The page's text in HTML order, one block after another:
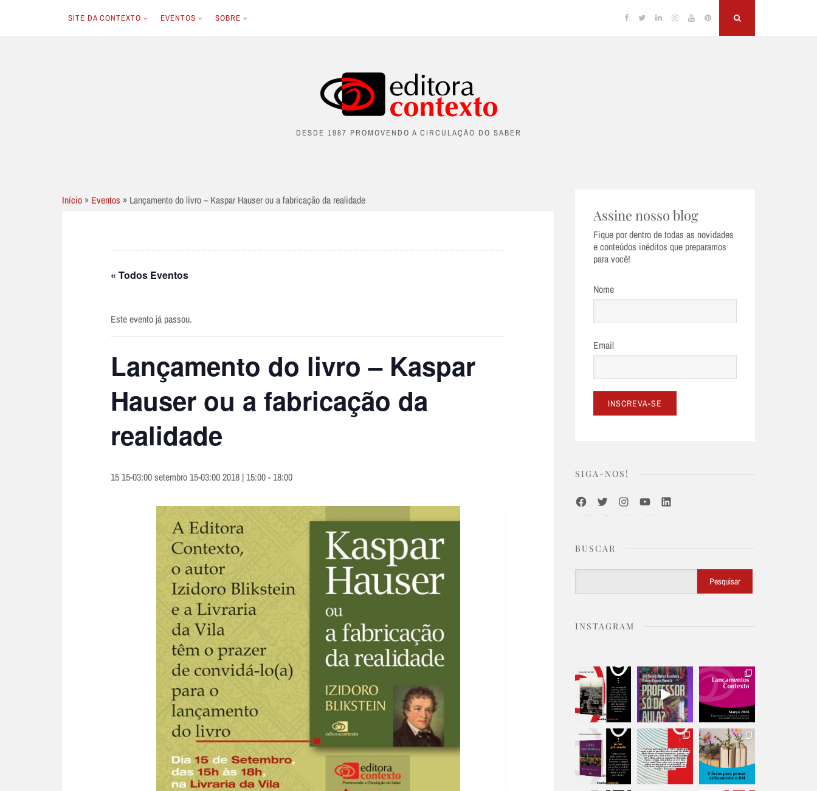
SITE DA CONTEXTO EVENTOS SOBRE Facebook
TwitterLinkedinInstagram
YouTubePinterest
DESDE 1987 PROMOVENDO A CIRCULAÇÃO DO SABER
Início » Eventos » Lançamento do livro – Kaspar Hauser ou a fabricação da realidade
« Todos Eventos
Este evento já passou.
Lançamento do livro – Kaspar
Hauser ou a fabricação da
realidade
15 15-03:00 setembro 15-03:00 2018 | 15:00-18:00
Assine nosso blog
Fique por dentro de todas as novidades
e conteúdos inéditos que preparamos
para você!
Nome
Email
SIGA-NOS!
FacebookTwitterInstagramYoutubeLinkedIn
BUSCAR
Pesquisar
INSTAGRAM